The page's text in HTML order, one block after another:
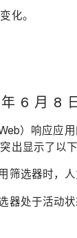
化。
6 月 8 日
）响应应
出显示了以
筛选器时，
器处于活动